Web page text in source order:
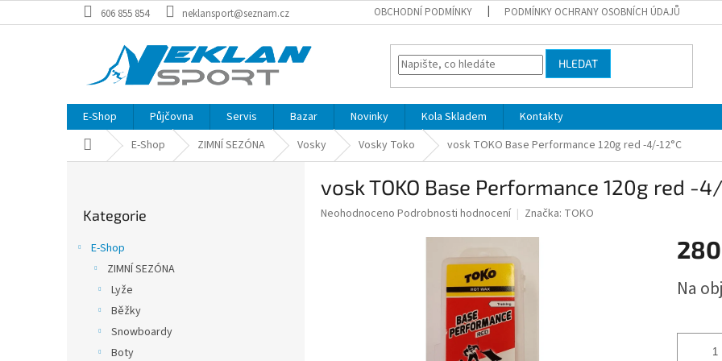
na
606 855 854 neklansport@seznam.cz OBCHODNÍ PODMÍNKY PODMÍNKY OCHRANY OSOBNÍCH ÚDAJŮ
HLEDAT
E-Shop Půjčovna Servis Bazar Novinky Kola Skladem
Kontakty
Domů E-Shop ZIMNÍ SEZÓNA Vosky Vosky Toko vosk TOKO Base Performance 120g red -4/-12°C
kategorie
Kategorie
E-Shop
ZIMNÍ SEZÓNA
Lyže
Běžky
Snowboardy
Boty
vosk TOKO Base Performance 120g red -
Průměrné
Neohodnoceno Podrobnosti hodnocení Značka: TOKO
cena:
Na